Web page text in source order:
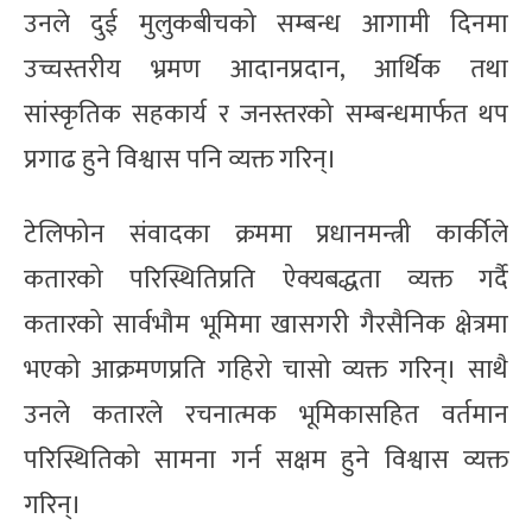
उनले दुई मुलुकबीचको सम्बन्ध आगामी दिनमा
उच्चस्तरीय भ्रमण आदानप्रदान, आर्थिक तथा
सांस्कृतिक सहकार्य र जनस्तरको सम्बन्धमार्फत थप
प्रगाढ हुने विश्वास पनि व्यक्त गरिन्।
टेलिफोन संवादका क्रममा प्रधानमन्त्री कार्कीले
कतारको परिस्थितिप्रति ऐक्यबद्धता व्यक्त गर्दै
कतारको सार्वभौम भूमिमा खासगरी गैरसैनिक क्षेत्रमा
भएको आक्रमणप्रति गहिरो चासो व्यक्त गरिन्। साथै
उनले कतारले रचनात्मक भूमिकासहित वर्तमान
परिस्थितिको सामना गर्न सक्षम हुने विश्वास व्यक्त
गरिन्।